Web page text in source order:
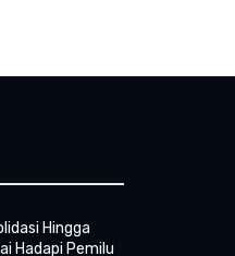
Hingga
Hadapi Pemilu